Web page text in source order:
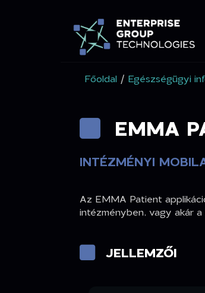
Főoldal / Egészségügyi
EMMA
INTÉZMÉNYI
Az EMMA Patient
intézményben, vagy akár
JELLEMZŐI